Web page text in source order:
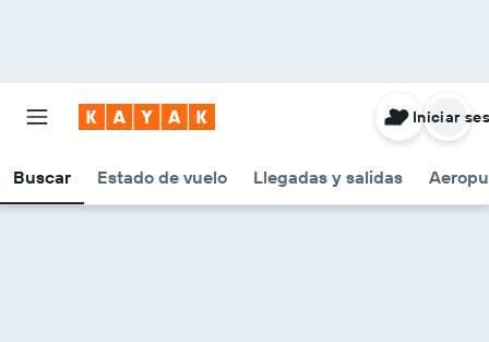
Buscar Estado de vuelo Llegadas y salidas
Iniciar